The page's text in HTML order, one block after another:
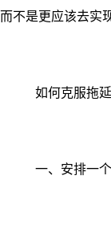
而不是更应该去实
如何克服拖延
一、安排一